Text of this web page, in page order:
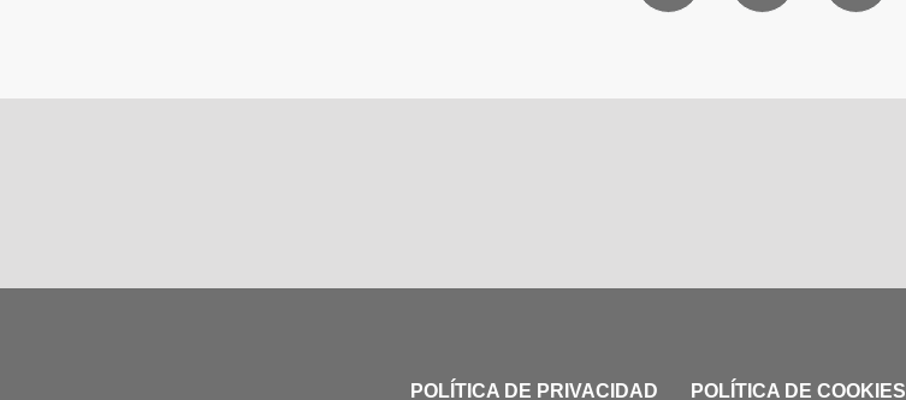
POLÍTICA DE PRIVACIDAD POLÍTICA DE COOKIES